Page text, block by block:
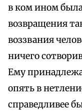
в ком ином
возвращения
воззвания
ничего
Ему
опять в
справедливее